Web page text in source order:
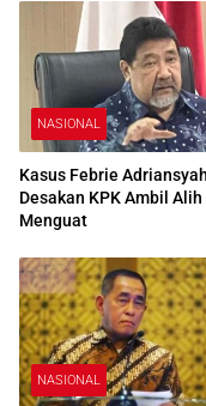
NASIONAL
Kasus Febrie
Desakan KPK Ambil
Menguat
NASIONAL